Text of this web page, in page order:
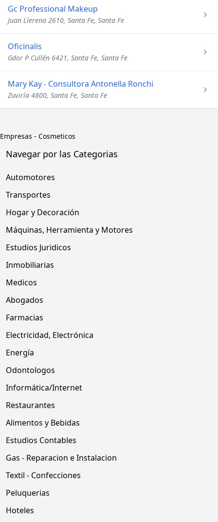
Gc Professional Makeup
Juan Llerena 2610, Santa Fe, Santa Fe
Oficinalis
Gdor P Cullén 6421, Santa Fe, Santa Fe
Mary Kay - Consultora Antonella Ronchi
Zuviría 4800, Santa Fe, Santa Fe
Empresas - Cosmeticos
Navegar por las Categorias
Automotores
Transportes
Hogar y Decoración
Máquinas, Herramienta y Motores
Estudios Juridicos
Inmobiliarias
Medicos
Abogados
Farmacias
Electricidad, Electrónica
Energía
Odontologos
Informática/Internet
Restaurantes
Alimentos y Bebidas
Estudios Contables
Gas - Reparacion e Instalacion
Textil - Confecciones
Peluquerias
Hoteles